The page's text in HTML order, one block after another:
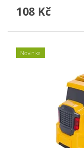
108 Kč
Novinka